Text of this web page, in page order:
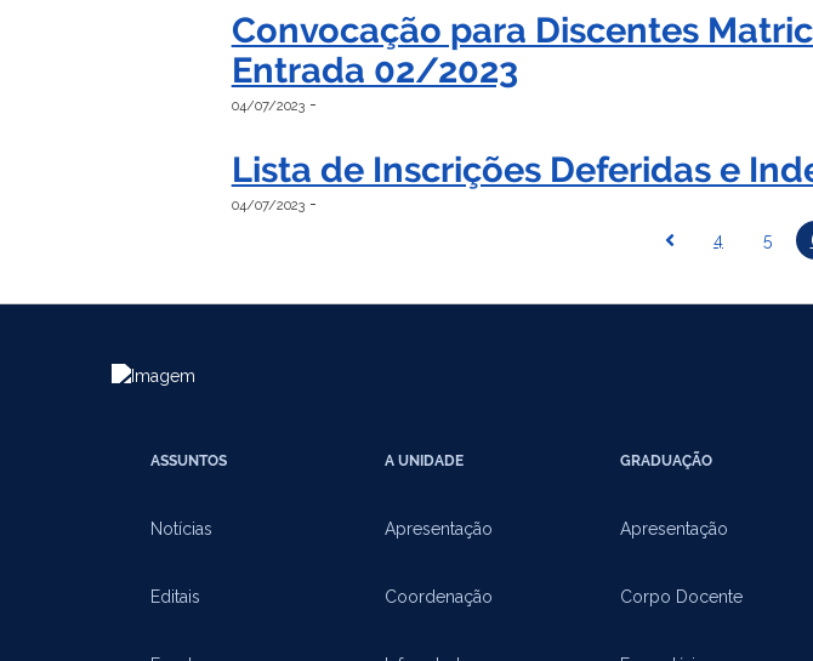
Convocação para Discentes
Entrada 02/2023
04/07/2023-
Lista de Inscrições Deferidas e
04/07/2023-
4
5
ASSUNTOS
Notícias
Editais
A UNIDADE
Apresentação
Coordenação
GRADUAÇÃO
Apresentação
Corpo Docente